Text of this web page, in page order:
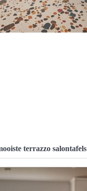
terrazzo salontafels